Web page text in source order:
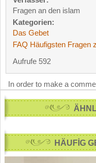
Fragen an den islam
Kategorien:
Das Gebet
FAQ Häufigsten Fragen
Aufrufe 592
In order to make a
HÄUFİG